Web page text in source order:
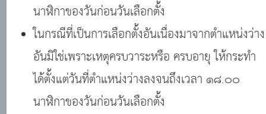
นาฬิกาของวันก่อนวันเลือกตั้ง
ในกรณีที่เป็นการเลือกตั้งอันเนื่องมาจากตำแหน่งว่าง
อันมิใช่เพราะเหตุครบวาระหรือ ครบอายุ ให้กระทำ
ได้ตั้งแต่วันที่ตำแหน่งว่างลงจนถึงเวลา ๑๘.๐๐
นาฬิกาของวันก่อนวันเลือกตั้ง